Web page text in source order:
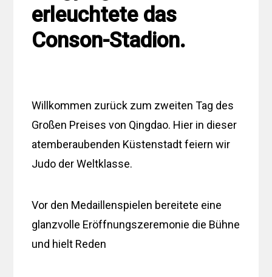
erleuchtete das
Conson-Stadion.
Willkommen zurück zum zweiten Tag des
Großen Preises von Qingdao. Hier in dieser
atemberaubenden Küstenstadt feiern wir
Judo der Weltklasse.
Vor den Medaillenspielen bereitete eine
glanzvolle Eröffnungszeremonie die Bühne
und hielt Reden